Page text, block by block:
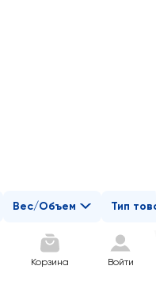
Вес/Объем Тип
Корзина Войти